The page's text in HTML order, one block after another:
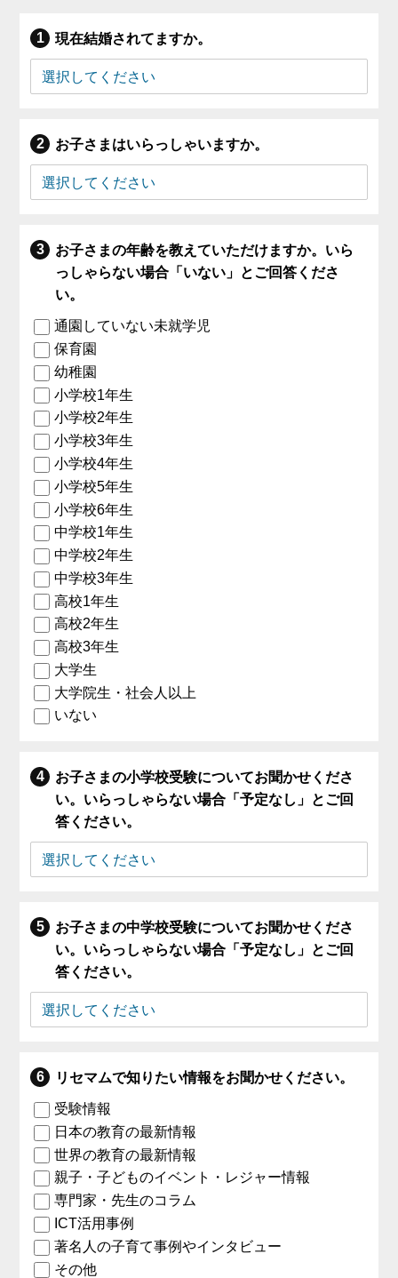
現在結婚されてますか。
お子さまはいらっしゃいますか。
お子さまの年齢を教えていただけますか。いら
っしゃらない場合「いない」とご回答くださ
い。
通園していない未就学児
保育園
幼稚園
小学校1年生
小学校2年生
小学校3年生
小学校4年生
小学校5年生
小学校6年生
中学校1年生
中学校2年生
中学校3年生
高校1年生
高校2年生
高校3年生
大学生
大学院生・社会人以上
いない
お子さまの小学校受験についてお聞かせくださ
い。いらっしゃらない場合「予定なし」とご回
答ください。
お子さまの中学校受験についてお聞かせくださ
い。いらっしゃらない場合「予定なし」とご回
答ください。
リセマムで知りたい情報をお聞かせください。
受験情報
日本の教育の最新情報
世界の教育の最新情報
親子・子どものイベント・レジャー情報
専門家・先生のコラム
ICT活用事例
著名人の子育て事例やインタビュー
その他